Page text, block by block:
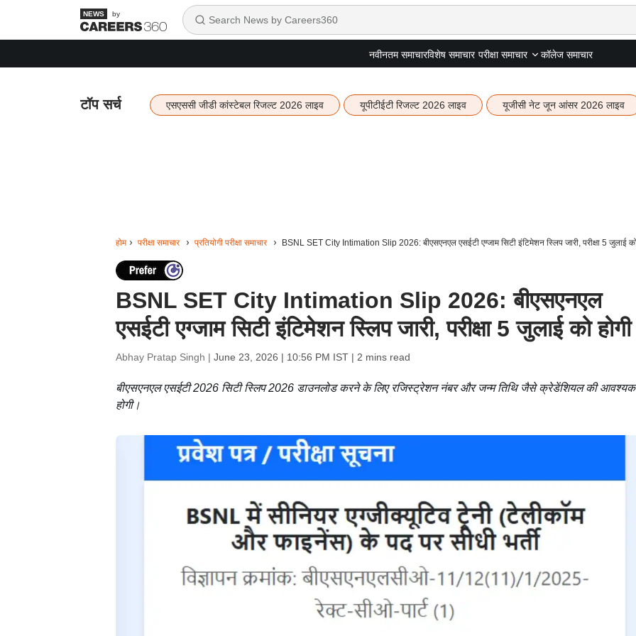
by
नवीनतम समाचारविशेष समाचार परीक्षा समाचार कॉलेज समाचार
टॉप सर्च एसएससी जीडी कांस्टेबल रिजल्ट 2026 लाइव यूपीटीईटी रिजल्ट 2026 लाइव यूजीसी नेट जून आंसर 2026 लाइव
होम परीक्षा समाचार प्रतियोगी परीक्षा समाचार BSNL SET City Intimation Slip 2026: बीएसएनएल एसईटी एग्जाम सिटी इंटिमेशन स्लिप जारी, परीक्षा 5 जुलाई को
BSNL SET City Intimation Slip 2026: बीएसएनएल
एसईटी एग्जाम सिटी इंटिमेशन स्लिप जारी, परीक्षा 5 जुलाई को होगी
Abhay Pratap Singh | June 23, 2026 | 10:56 PM IST| 2 mins read
बीएसएनएल एसईटी 2026 सिटी स्लिप 2026 डाउनलोड करने के लिए रजिस्ट्रेशन नंबर और जन्म तिथि जैसे क्रेडेंशियल की
होगी।